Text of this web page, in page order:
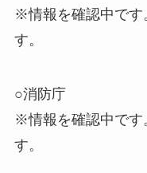
※情報を確認中です
す。
○消防庁
※情報を確認中です
す。